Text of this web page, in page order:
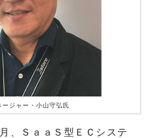
ージャー・小山守弘氏
、ＳａａＳ型ＥＣシステ